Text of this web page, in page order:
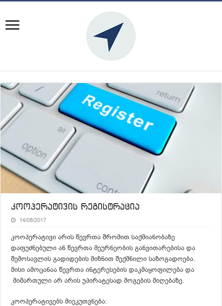
კოოპერატივის რეგისტრაცია
14/08/2017
კოოპერატივი არის წევრთა შრომით საქმიანობაზე
დაფუძნებული ან წევრთა მეურნეობის განვითარებისა და
შემოსავლის გადიდების მიზნით შექმნილი საზოგადოება.
მისი ამოცანაა წევრთა ინტერესების დაკმაყოფილება და
მიმართული არ არის უპირატესად მოგების მიღებაზე.
კოოპერატივებს მიეკუთვნება: